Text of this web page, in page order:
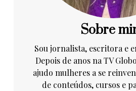
Sobre
Sou jornalista, escritora e
Depois de anos na TV
ajudo mulheres a se
de conteúdos, cursos e